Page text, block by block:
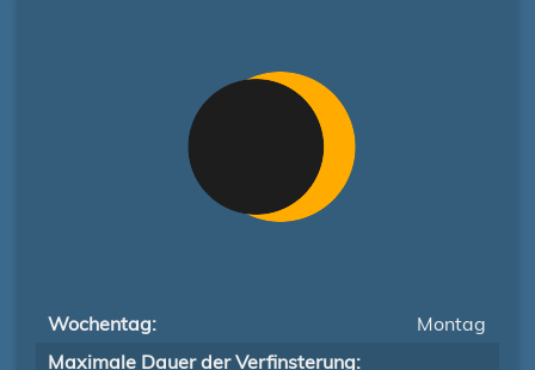
Wochentag:
Montag
Maximale Dauer der Verfinsterung: